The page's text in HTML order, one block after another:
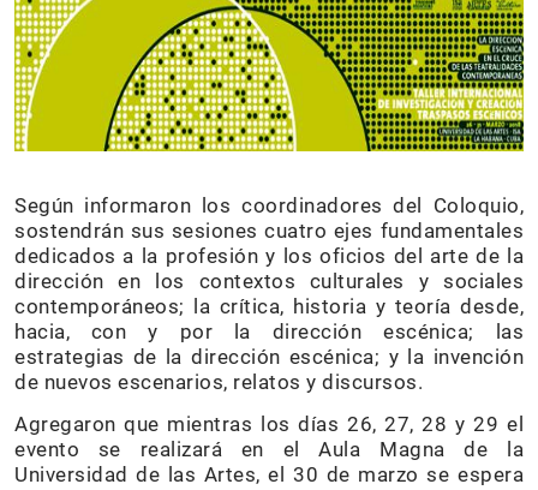
Según informaron los coordinadores del Coloquio,
sostendrán sus sesiones cuatro ejes fundamentales
dedicados a la profesión y los oficios del arte de la
dirección en los contextos culturales y sociales
contemporáneos; la crítica, historia y teoría desde,
hacia, con y por la dirección escénica; las
estrategias de la dirección escénica; y la invención
de nuevos escenarios, relatos y discursos.
Agregaron que mientras los días 26, 27, 28 y 29 el
evento se realizará en el Aula Magna de la
Universidad de las Artes, el 30 de marzo se espera